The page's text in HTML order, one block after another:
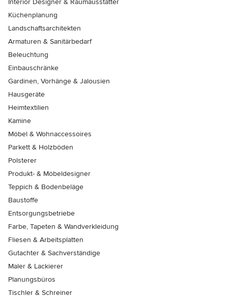
Interior Designer & Raumausstatter
Küchenplanung
Landschaftsarchitekten
Armaturen & Sanitärbedarf
Beleuchtung
Einbauschränke
Gardinen, Vorhänge & Jalousien
Hausgeräte
Heimtextilien
Kamine
Möbel & Wohnaccessoires
Parkett & Holzböden
Polsterer
Produkt- & Möbeldesigner
Teppich & Bodenbeläge
Baustoffe
Entsorgungsbetriebe
Farbe, Tapeten & Wandverkleidung
Fliesen & Arbeitsplatten
Gutachter & Sachverständige
Maler & Lackierer
Planungsbüros
Tischler & Schreiner